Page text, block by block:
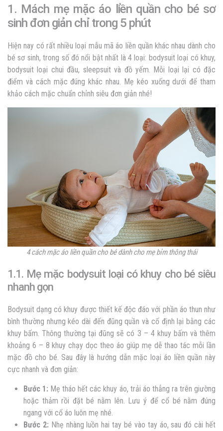
1. Mách mẹ mặc áo liền quần cho bé sơ
sinh đơn giản chỉ trong 5 phút
Hiện nay có rất nhiều loại mẫu mã áo liền quần khác nhau dành cho
bé sơ sinh, trong số đó nổi bật nhất là 4 loại: bodysuit loại có khuy,
bodysuit loại chui đầu, sleepsuit và đồ yếm. Mỗi loại lại có đặc
điểm và cách mặc đúng khác nhau. Mẹ kéo xuống dưới để tham
khảo cách mặc chuẩn chỉnh siêu đơn giản nhé!
4 cách mặc áo liền quần cho bé dành cho mẹ bỉm thông thái
1.1. Mẹ mặc bodysuit loại có khuy cho bé siêu
nhanh gọn
Bodysuit dạng có khuy được thiết kế độc đáo với phần áo thun như
bình thường nhưng kéo dài đến đũng quần và cố định lại bằng các
khuy bấm. Thông thường tại đũng sẽ có 3 – 4 khuy bấm và thêm
khoảng 6 – 8 khuy chạy dọc theo áo giúp mẹ dễ thao tác mỗi lần
mặc đồ cho bé. Sau đây là hướng dẫn mặc loại áo liền quần này
cực nhanh và đơn giản:
Bước 1: Mẹ tháo hết các khuy áo, trải áo thẳng ra trên giường
hoặc thảm rồi đặt bé nằm lên. Lưu ý để cổ bé nằm đúng
ngang với cổ áo luôn mẹ nhé.
Bước 2: Nhẹ nhàng luồn hai tay bé vào tay áo, sau đó cài hết